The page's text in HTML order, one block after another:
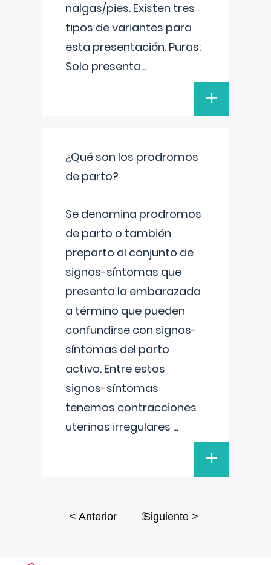
nalgas/pies. Existen tres
tipos de variantes para
esta presentación. Puras:
Solo presenta...
+
¿Qué son los prodromos
de parto?
Se denomina prodromos
de parto o también
preparto al conjunto de
signos-síntomas que
presenta la embarazada
a término que pueden
confundirse con signos-
síntomas del parto
activo. Entre estos
signos-síntomas
tenemos contracciones
uterinas irregulares ...
+
< Anterior 3Siguiente >